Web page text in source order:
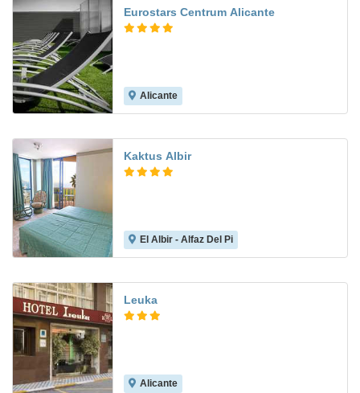
Eurostars Centrum Alicante
Alicante
Kaktus Albir
El Albir - Alfaz Del Pi
Leuka
Alicante